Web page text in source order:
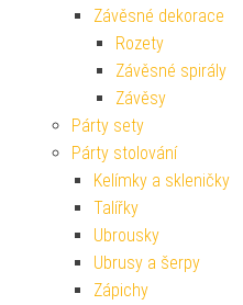
Závěsné dekorace
Rozety
Závěsné spirály
Závěsy
Párty sety
Párty stolování
Kelímky a skleničky
Talířky
Ubrousky
Ubrusy a šerpy
Zápichy